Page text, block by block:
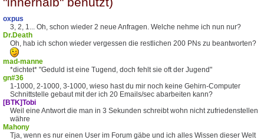
oxpus
3, 2, 1... Oh, schon wieder 2 neue Anfragen. Welche nehme ich nun nur?
Dr.Death
Oh, hab ich schon wieder vergessen die restlichen 200 PNs zu beantworten?
mad-manne
*dichtet* "Geduld ist eine Tugend, doch fehlt sie oft der Jugend"
gn#36
1-1000, 2-1000, 3-1000, wieso hast du mir noch keine Gehirn-Computer
Schnittstelle gebaut mit der ich 20 Emails/sec abarbeiten kann?
[BTK]Tobi
Weil eine Antwort die man in 3 Sekunden schreibt wohn nicht zufriedenstellen
währe
Mahony
Tja, wenn es nur einen User im Forum gäbe und ich alles Wissen dieser Welt